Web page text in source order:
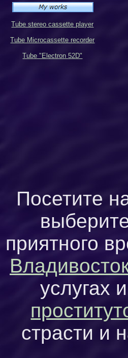
Tube stereo cassette player
Tube Microcassette recorder
Tube "Electron 52D"
Посетите
приятного
услугах
страсти и